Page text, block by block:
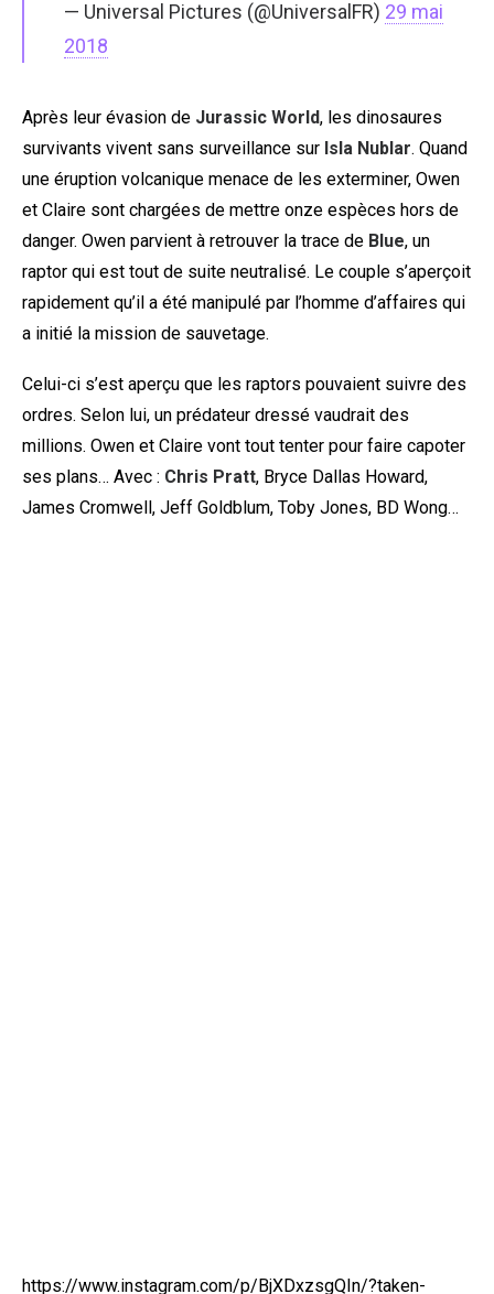
— Universal Pictures (@UniversalFR) 29 mai
2018
Après leur évasion de Jurassic World, les dinosaures
survivants vivent sans surveillance sur Isla Nublar. Quand
une éruption volcanique menace de les exterminer, Owen
et Claire sont chargées de mettre onze espèces hors de
danger. Owen parvient à retrouver la trace de Blue, un
raptor qui est tout de suite neutralisé. Le couple s’aperçoit
rapidement qu’il a été manipulé par l’homme d’affaires qui
a initié la mission de sauvetage.
Celui-ci s’est aperçu que les raptors pouvaient suivre des
ordres. Selon lui, un prédateur dressé vaudrait des
millions. Owen et Claire vont tout tenter pour faire capoter
ses plans… Avec : Chris Pratt, Bryce Dallas Howard,
James Cromwell, Jeff Goldblum, Toby Jones, BD Wong…
https://www.instagram.com/p/BjXDxzsgQIn/?taken-